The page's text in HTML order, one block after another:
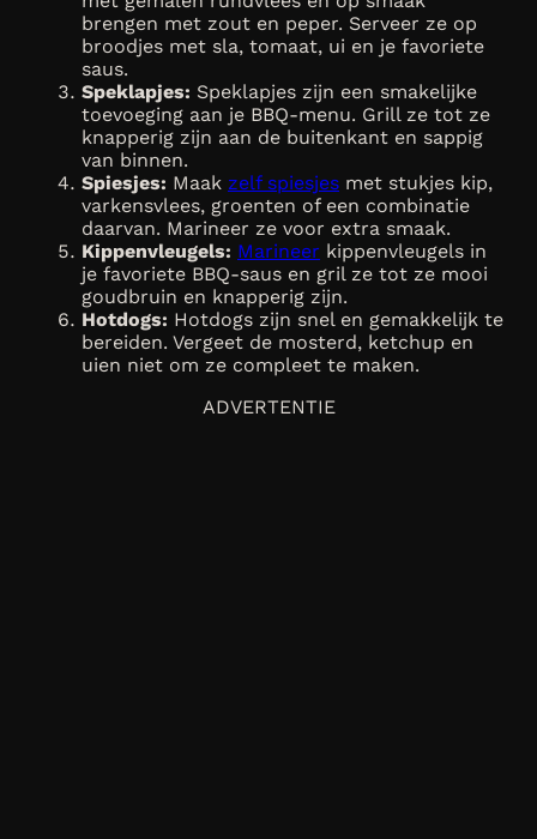
brengen met zout en peper. Serveer ze op
broodjes met sla, tomaat, ui en je favoriete
saus.
Speklapjes: Speklapjes zijn een smakelijke
toevoeging aan je BBQ-menu. Grill ze tot ze
knapperig zijn aan de buitenkant en sappig
van binnen.
Spiesjes: Maak zelf spiesjes met stukjes kip,
varkensvlees, groenten of een combinatie
daarvan. Marineer ze voor extra smaak.
Kippenvleugels: Marineer kippenvleugels in
je favoriete BBQ-saus en gril ze tot ze mooi
goudbruin en knapperig zijn.
Hotdogs: Hotdogs zijn snel en gemakkelijk te
bereiden. Vergeet de mosterd, ketchup en
uien niet om ze compleet te maken.
ADVERTENTIE